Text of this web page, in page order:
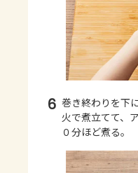
6 巻き終わりを下
火で煮立てて、
０分ほど煮る。